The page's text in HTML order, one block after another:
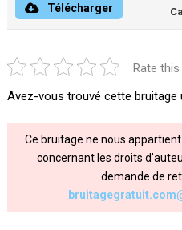
Télécharger
Rate
Avez-vous trouvé cette bruitage
Ce bruitage ne nous
concernant les droits
demande de